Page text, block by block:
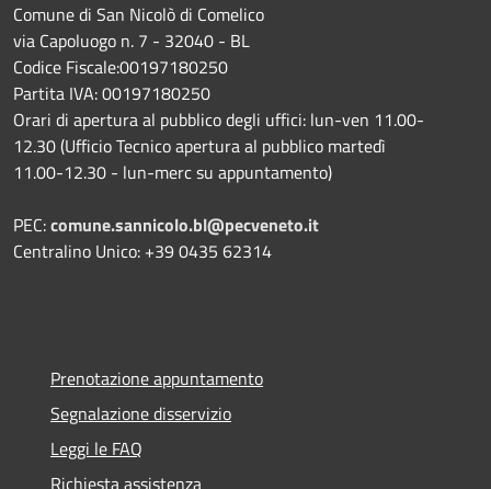
Comune di San Nicolò di Comelico
via Capoluogo n. 7 - 32040 - BL
Codice Fiscale:00197180250
Partita IVA: 00197180250
Orari di apertura al pubblico degli uffici: lun-ven 11.00-
12.30 (Ufficio Tecnico apertura al pubblico martedì
11.00-12.30 - lun-merc su appuntamento)
PEC:comune.sannicolo.bl@pecveneto.it
Centralino Unico: +39 0435 62314
Prenotazione appuntamento
Segnalazione disservizio
Leggi le FAQ